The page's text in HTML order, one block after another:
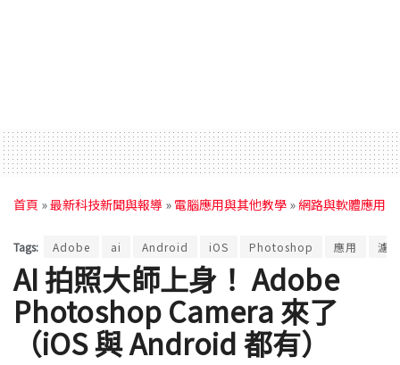
首頁 »最新科技新聞與報導 » 電腦應用與其他教學 » 網路與軟體應用
Tags: Adobe ai Android iOS Photoshop 應用 濾鏡
AI 拍照大師上身！ Adobe
Photoshop Camera 來了
（iOS 與 Android 都有）